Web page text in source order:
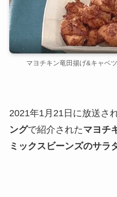
マヨチキン竜田揚げ&キャベ
2021年1月21日に放送さ
ングで紹介されたマヨチ
ミックスビーンズのサラ